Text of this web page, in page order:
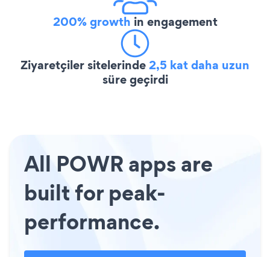
200% growth in engagement
Ziyaretçiler sitelerinde2,5 kat daha uzun
süre geçirdi
All POWR apps are
built for peak-
performance.